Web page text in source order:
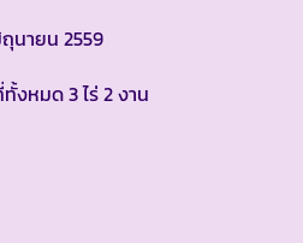
ยน 2559
มด 3 ไร่ 2 งาน